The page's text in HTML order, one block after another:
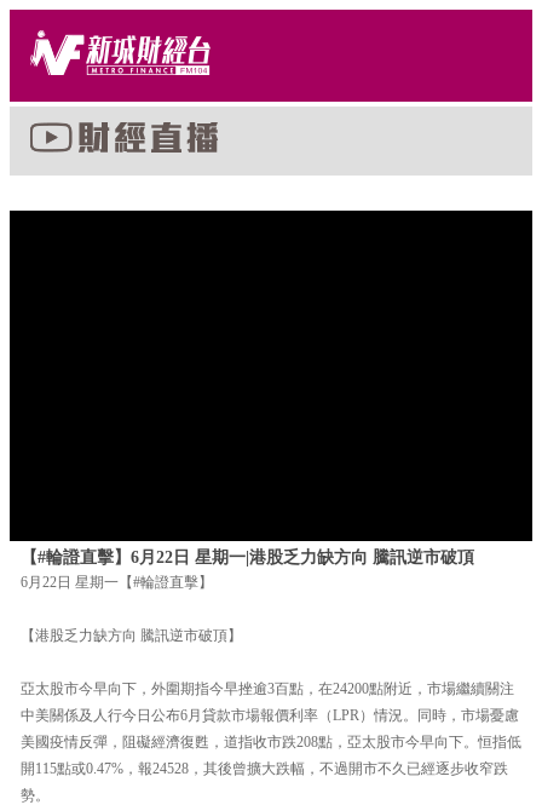
【#輪證直擊】6月22日 星期一|港股乏力缺方向 騰訊逆市破頂
6月22日 星期一【#輪證直擊】
【港股乏力缺方向 騰訊逆市破頂】
亞太股市今早向下，外圍期指今早挫逾3百點，在24200點附近，市場繼續關注
中美關係及人行今日公布6月貸款市場報價利率（LPR）情況。同時，市場憂慮
美國疫情反彈，阻礙經濟復甦，道指收市跌208點，亞太股市今早向下。恒指低
開115點或0.47%，報24528，其後曾擴大跌幅，不過開市不久已經逐步收窄跌
勢。